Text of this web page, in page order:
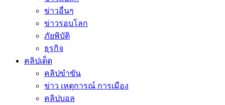
ข่าวอื่นๆ
ข่าวรอบโลก
ภัยพิบัติ
ธุรกิจ
คลิปเด็ด
คลิปขำขัน
ข่าว เหตุการณ์ การเมือง
คลิปบอล